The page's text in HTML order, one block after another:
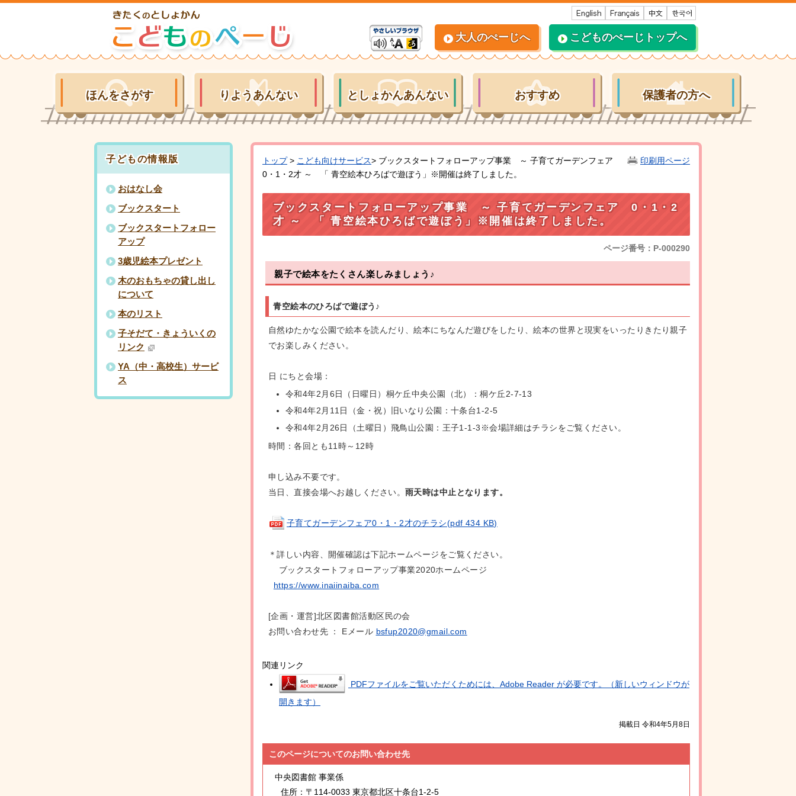
大人のぺーじへ こどものぺーじトップへ
ほんをさがす りようあんない としょかんあんない おすすめ 保護者の方へ
印刷用ページ
トップ> こども向けサービス> ブックスタートフォローアップ事業 ～ 子育てガーデンフェア
0・1・2才 ～ 「 青空絵本ひろばで遊ぼう」※開催は終了しました。
ブックスタートフォローアップ事業 ～ 子育てガーデンフェア 0・1・2
才 ～ 「 青空絵本ひろばで遊ぼう」※開催は終了しました。
ページ番号：P-000290
親子で絵本をたくさん楽しみましょう♪
青空絵本のひろばで遊ぼう♪
自然ゆたかな公園で絵本を読んだり、絵本にちなんだ遊びをしたり、絵本の世界と現実をいったりきたり親子
でお楽しみください。
日 にちと会場：
令和4年2月6日（日曜日）桐ケ丘中央公園（北）：桐ケ丘2-7-13
令和4年2月11日（金・祝）旧いなり公園：十条台1-2-5
令和4年2月26日（土曜日）飛鳥山公園：王子1-1-3※会場詳細はチラシをご覧ください。
時間：各回とも11時～12時
申し込み不要です。
当日、直接会場へお越しください。 雨天時は中止となります。
子育てガーデンフェア0・1・2才のチラシ(pdf 434 KB)
＊詳しい内容、開催確認は下記ホームページをご覧ください。
ブックスタートフォローアップ事業2020ホームページ
https://www.inaiinaiba.com
[企画・運営]北区図書館活動区民の会
お問い合わせ先 ： Eメール bsfup2020@gmail.com
関連リンク
PDFファイルをご覧いただくためには、Adobe Reader が必要です。（新しいウィンドウが
開きます）
掲載日 令和4年5月8日
このページについてのお問い合わせ先
中央図書館 事業係
住所： 〒114-0033 東京都北区十条台1-2-5
子どもの情報版
おはなし会
ブックスタート
ブックスタートフォロー
アップ
3歳児絵本プレゼント
木のおもちゃの貸し出し
について
本のリスト
子そだて・きょういくの
リンク
YA（中・高校生）サービ
ス